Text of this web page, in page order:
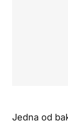
Jedna od